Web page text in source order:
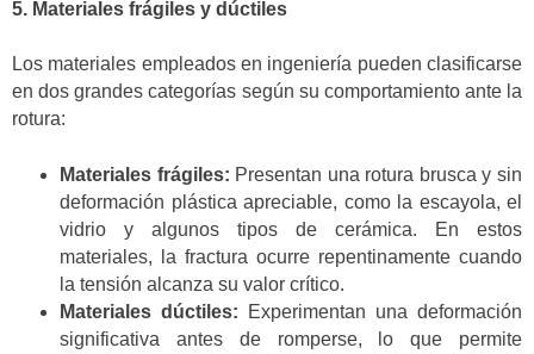
5. Materiales frágiles y dúctiles
Los materiales empleados en ingeniería pueden clasificarse
en dos grandes categorías según su comportamiento ante la
rotura:
Materiales frágiles: Presentan una rotura brusca y sin
deformación plástica apreciable, como la escayola, el
vidrio y algunos tipos de cerámica. En estos
materiales, la fractura ocurre repentinamente cuando
la tensión alcanza su valor crítico.
Materiales dúctiles: Experimentan una deformación
significativa antes de romperse, lo que permite